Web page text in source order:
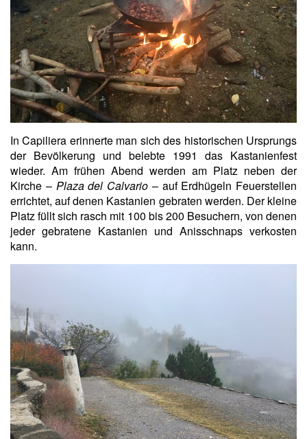
In Capiliera erinnerte man sich des historischen Ursprungs
der Bevölkerung und belebte 1991 das Kastanienfest
wieder. Am frühen Abend werden am Platz neben der
Kirche – Plaza del Calvario – auf Erdhügeln Feuerstellen
errichtet, auf denen Kastanien gebraten werden. Der kleine
Platz füllt sich rasch mit 100 bis 200 Besuchern, von denen
jeder gebratene Kastanien und Anisschnaps verkosten
kann.